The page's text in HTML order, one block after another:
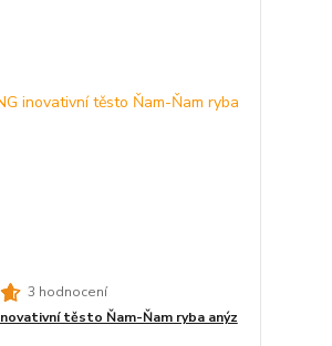
3 hodnocení
inovativní těsto Ňam-Ňam ryba anýz